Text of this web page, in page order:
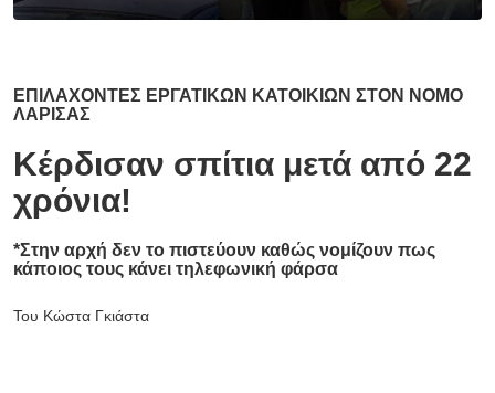
ΕΠΙΛΑΧΟΝΤΕΣ ΕΡΓΑΤΙΚΩΝ ΚΑΤΟΙΚΙΩΝ ΣΤΟΝ ΝΟΜΟ
ΛΑΡΙΣΑΣ
Κέρδισαν σπίτια μετά από 22
χρόνια!
*Στην αρχή δεν το πιστεύουν καθώς νομίζουν πως
κάποιος τους κάνει τηλεφωνική φάρσα
Του Κώστα Γκιάστα